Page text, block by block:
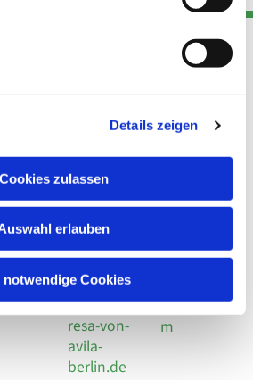
Details zeigen
Cookies zulassen
erlauben
notwendige Cookies
Berlin
Kont
Telefon
+49 30
924 64 28
Fax +49
30 924 54
18
E-Mail
info@the
resa-von-
avila-
berlin.de
Links
Datensch
utz
Social
Impressu
m